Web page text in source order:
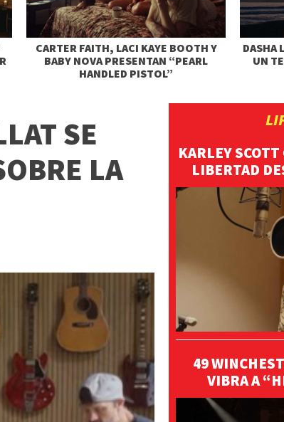
CARTER FAITH, LACI KAYE BOOTH Y
BABY NOVA PRESENTAN “PEARL
HANDLED PISTOL”
DASHA
UN
SE
LA
KARLEY
LIBERTAD
49
VIBRA A